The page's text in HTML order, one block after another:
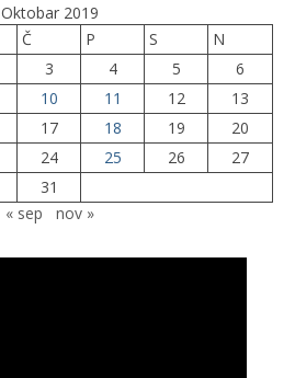
Oktobar 2019
Č P S
N
3 4 5
6
10 11 12
13
17 18 19
20
24 25 26
27
31
« sep
nov »